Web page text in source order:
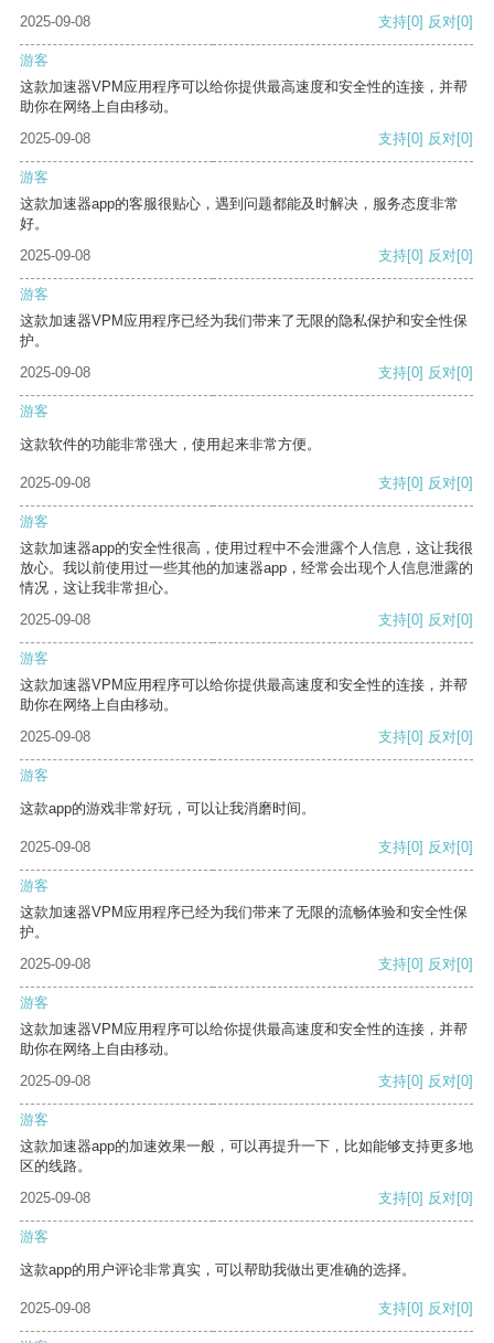
2025-09-08 支持[0] 反对[0]
游客
这款加速器VPM应用程序可以给你提供最高速度和安全性的连接，并帮
助你在网络上自由移动。
2025-09-08
支持[0] 反对[0]
游客
这款加速器app的客服很贴心，遇到问题都能及时解决，服务态度非常
好。
2025-09-08
支持[0] 反对[0]
游客
这款加速器VPM应用程序已经为我们带来了无限的隐私保护和安全性保
护。
2025-09-08
支持[0] 反对[0]
游客
这款软件的功能非常强大，使用起来非常方便。
2025-09-08 支持[0] 反对[0]
游客
这款加速器app的安全性很高，使用过程中不会泄露个人信息，这让我很
放心。我以前使用过一些其他的加速器app，经常会出现个人信息泄露的
情况，这让我非常担心。
2025-09-08
支持[0] 反对[0]
游客
这款加速器VPM应用程序可以给你提供最高速度和安全性的连接，并帮
助你在网络上自由移动。
2025-09-08
支持[0] 反对[0]
游客
这款app的游戏非常好玩，可以让我消磨时间。
2025-09-08 支持[0] 反对[0]
游客
这款加速器VPM应用程序已经为我们带来了无限的流畅体验和安全性保
护。
2025-09-08
支持[0] 反对[0]
游客
这款加速器VPM应用程序可以给你提供最高速度和安全性的连接，并帮
助你在网络上自由移动。
2025-09-08
支持[0] 反对[0]
游客
这款加速器app的加速效果一般，可以再提升一下，比如能够支持更多地
区的线路。
2025-09-08
支持[0] 反对[0]
游客
这款app的用户评论非常真实，可以帮助我做出更准确的选择。
2025-09-08 支持[0] 反对[0]